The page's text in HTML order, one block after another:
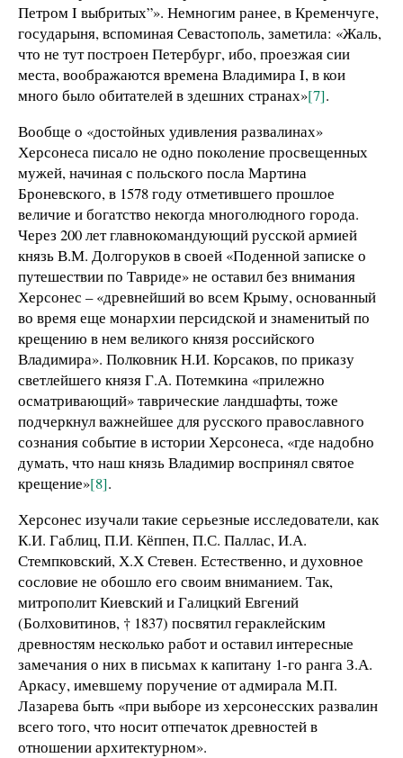
Петром I выбритых”». Немногим ранее, в Кременчуге,
государыня, вспоминая Севастополь, заметила: «Жаль,
что не тут построен Петербург, ибо, проезжая сии
места, воображаются времена Владимира I, в кои
много было обитателей в здешних странах»[7].
Вообще о «достойных удивления развалинах»
Херсонеса писало не одно поколение просвещенных
мужей, начиная с польского посла Мартина
Броневского, в 1578 году отметившего прошлое
величие и богатство некогда многолюдного города.
Через 200 лет главнокомандующий русской армией
князь В.М. Долгоруков в своей «Поденной записке о
путешествии по Тавриде» не оставил без внимания
Херсонес – «древнейший во всем Крыму, основанный
во время еще монархии персидской и знаменитый по
крещению в нем великого князя российского
Владимира». Полковник Н.И. Корсаков, по приказу
светлейшего князя Г.А. Потемкина «прилежно
осматривающий» таврические ландшафты, тоже
подчеркнул важнейшее для русского православного
сознания событие в истории Херсонеса, «где надобно
думать, что наш князь Владимир воспринял святое
крещение»[8].
Херсонес изучали такие серьезные исследователи, как
К.И. Габлиц, П.И. Кёппен, П.С. Паллас, И.А.
Стемпковский, Х.Х Стевен. Естественно, и духовное
сословие не обошло его своим вниманием. Так,
митрополит Киевский и Галицкий Евгений
(Болховитинов, † 1837) посвятил гераклейским
древностям несколько работ и оставил интересные
замечания о них в письмах к капитану 1-го ранга З.А.
Аркасу, имевшему поручение от адмирала М.П.
Лазарева быть «при выборе из херсонесских развалин
всего того, что носит отпечаток древностей в
отношении архитектурном».